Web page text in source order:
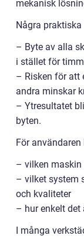
mekanisk
Några
– Byte av alla
i stället för
– Risken för att
andra minskar
– Ytresultatet
byten.
För
– vilken maskin
– vilket system
och kvaliteter
– hur enkelt det
I många